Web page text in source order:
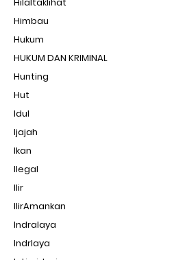
Himbau
Hukum
HUKUM DAN KRIMINAL
Hunting
Hut
Idul
Ijajah
Ikan
Ilegal
Ilir
IlirAmankan
Indralaya
Indrlaya